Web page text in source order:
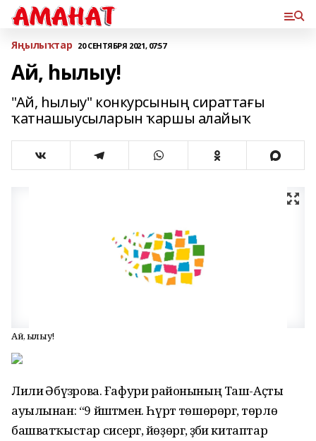
Яңылыҡтар 20 СЕНТЯБРЯ 2021, 07:57
Ай, һылыу!
"Ай, һылыу" конкурсының сираттағы
ҡатнашыусыларын ҡаршы алайыҡ
Ай, һылыу!
Лилиә Әбүзәрова. Ғафури районының Таш-Аҫты
ауылынан: “9 йәштәмен. Һүрәт төшөрөргә, төрлө
башватҡыстар сисергә, йөҙөргә, әҙәби китаптар